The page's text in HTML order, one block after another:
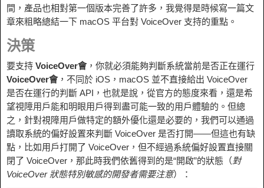
間，產品也相對第一個版本完善了許多，我覺得是時候寫一篇文
章來粗略總結一下 macOS 平台對 VoiceOver 支持的重點。
決策
要支持 VoiceOver會，你就必須能夠判斷系統當前是否正在運行
VoiceOver會，不同於 iOS，macOS 並不直接給出 VoiceOver
是否在運行的判斷 API，也就是說，從官方的態度來看，還是希
望視障用戶能和明眼用戶得到盡可能一致的用戶體驗的。但總
之，針對視障用戶做特定的額外優化還是必要的，我們可以通過
讀取系統的偏好設置來判斷 VoiceOver 是否打開——但這也有缺
點，比如用戶打開了 VoiceOver，但不經過系統偏好設置直接關
閉了 VoiceOver，那此時我們依舊得到的是“開啟”的狀態（對
VoiceOver 狀態特別敏感的開發者需要注意）：